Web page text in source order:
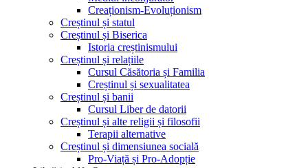
Creaționism-Evoluționism
Creștinul și statul
Creștinul și Biserica
Istoria creștinismului
Creștinul și relațiile
Cursul Căsătoria și Familia
Creștinul și sexualitatea
Creștinul și banii
Cursul Liber de datorii
Creștinul și alte religii și filosofii
Terapii alternative
Creștinul și dimensiunea socială
Pro-Viață și Pro-Adopție